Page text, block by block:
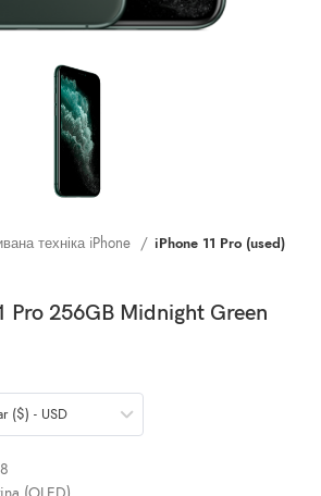
збільшити
техніка iPhone iPhone 11 Pro (used)
Pro 256GB Midnight Green
($) - USD